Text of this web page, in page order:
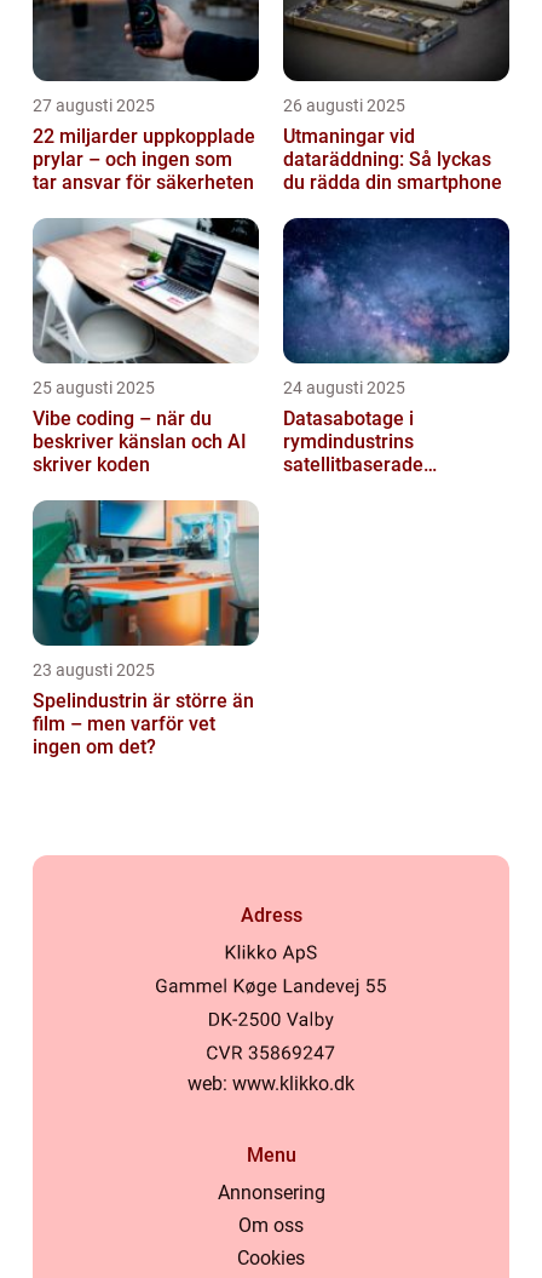
27 augusti 2025
22 miljarder uppkopplade
prylar – och ingen som
tar ansvar för säkerheten
26 augusti 2025
Utmaningar vid
dataräddning: Så lyckas
du rädda din smartphone
25 augusti 2025
Vibe coding – när du
beskriver känslan och AI
skriver koden
24 augusti 2025
Datasabotage i
rymdindustrins
satellitbaserade
23 augusti 2025
Spelindustrin är större än
film – men varför vet
ingen om det?
Adress
web: www.klikko.dk
Menu
Annonsering
Om oss
Cookies